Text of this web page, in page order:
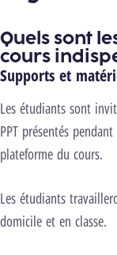
Quels sont
cours
Supports et
Les étudiants sont
PPT présentés
plateforme du cours.
Les étudiants
domicile et en classe.